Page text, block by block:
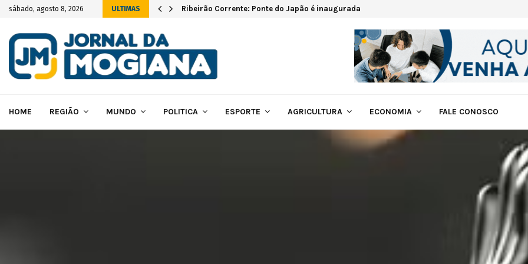
sábado, agosto 8, 2026 ULTIMAS
instalações… Ribeirão Corrente: Ponte do Japão é inaugurada
HOME REGIÃO MUNDO POLITICA ESPORTE AGRICULTURA ECONOMIA FALE CONOSCO